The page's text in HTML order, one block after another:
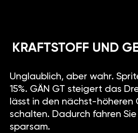
KRAFTSTOFF UND
Unglaublich, aber wahr.
15%. GÄN GT steigert das
lässt in den nächst-höheren
schalten. Dadurch fahren
sparsam.